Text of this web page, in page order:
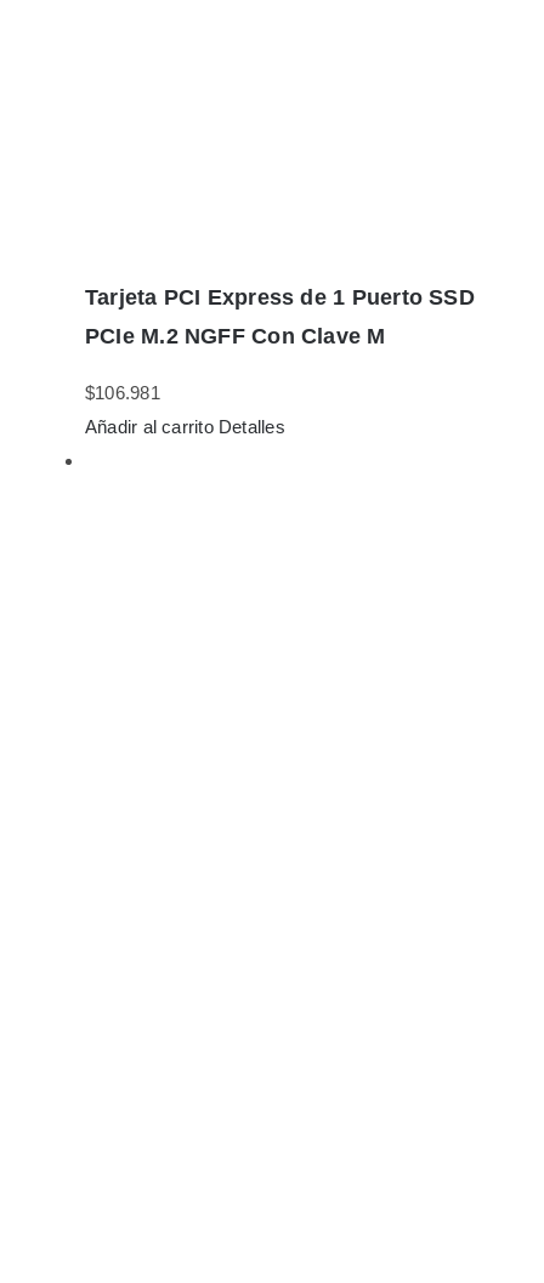
Tarjeta PCI Express de 1 Puerto SSD
PCIe M.2 NGFF Con Clave M
$106.981
Añadir al carrito Detalles